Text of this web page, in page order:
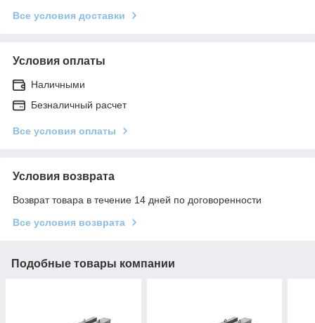
Все условия доставки
Условия оплаты
Наличными
Безналичный расчет
Все условия оплаты
Условия возврата
Возврат товара в течение 14 дней по договоренности
Все условия возврата
Подобные товары компании